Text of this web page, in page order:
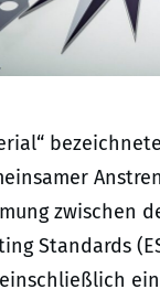
bezeichnete
zwischen
Standards